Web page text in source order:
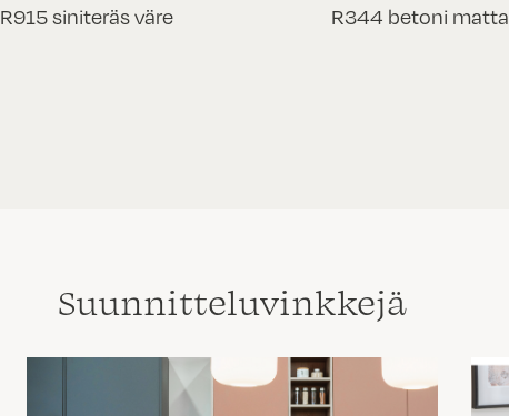
R915 siniteräs väre R344 betoni matta
Suunnittelu­vinkkejä